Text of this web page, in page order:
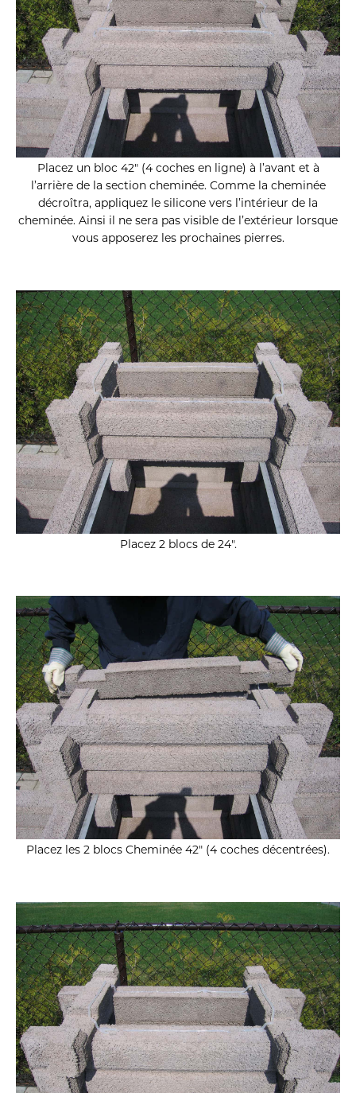
Placez un bloc 42″ (4 coches en ligne) à l’avant et à
l’arrière de la section cheminée. Comme la cheminée
décroîtra, appliquez le silicone vers l’intérieur de la
cheminée. Ainsi il ne sera pas visible de l’extérieur lorsque
vous apposerez les prochaines pierres.
Placez 2 blocs de 24″.
Placez les 2 blocs Cheminée 42″ (4 coches décentrées).